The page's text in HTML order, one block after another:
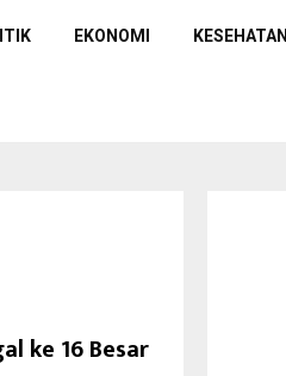
EKONOMI KESEHATAN
ke 16 Besar